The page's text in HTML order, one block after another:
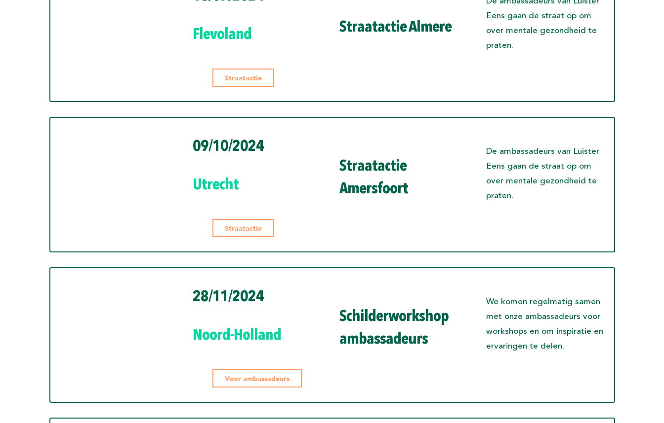
Flevoland
Straatactie Almere
Eens gaan de straat op om
over mentale gezondheid te
praten.
Straatactie
09/10/2024
Utrecht
Straatactie
Amersfoort
De ambassadeurs van Luister
Eens gaan de straat op om
over mentale gezondheid te
praten.
Straatactie
28/11/2024
Noord-Holland
Schilderworkshop
ambassadeurs
We komen regelmatig samen
met onze ambassadeurs voor
workshops en om inspiratie en
ervaringen te delen.
Voor ambassadeurs